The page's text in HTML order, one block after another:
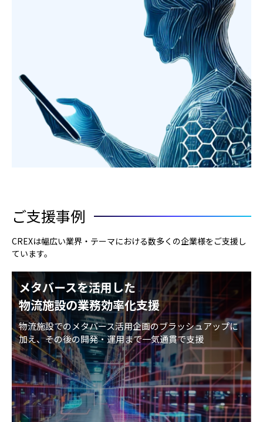
ご支援事例
CREXは幅広い業界・テーマにおける数多くの企業様をご支援し
ています。
メタバースを活用した
物流施設の業務効率化支援
物流施設でのメタバース活用企画のブラッシュアップに
加え、その後の開発・運用まで一気通貫で支援